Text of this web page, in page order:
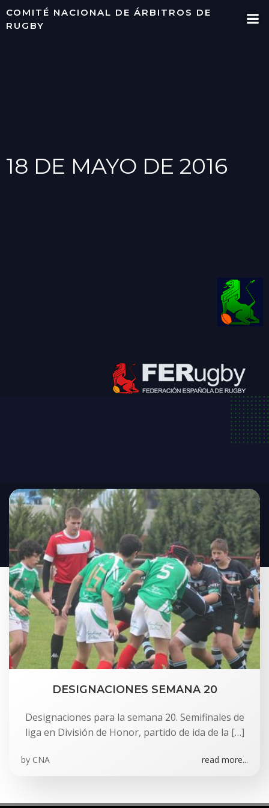
Saltar
COMITÉ NACIONAL DE ÁRBITROS DE
RUGBY
18 DE MAYO DE 2016
DESIGNACIONES SEMANA 20
Designaciones para la semana 20. Semifinales de
liga en División de Honor, partido de ida de la […]
by CNA read more...